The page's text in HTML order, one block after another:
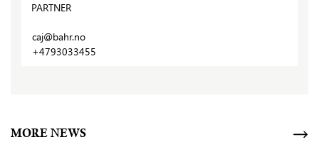
PARTNER
caj@bahr.no
+4793033455
MORE NEWS